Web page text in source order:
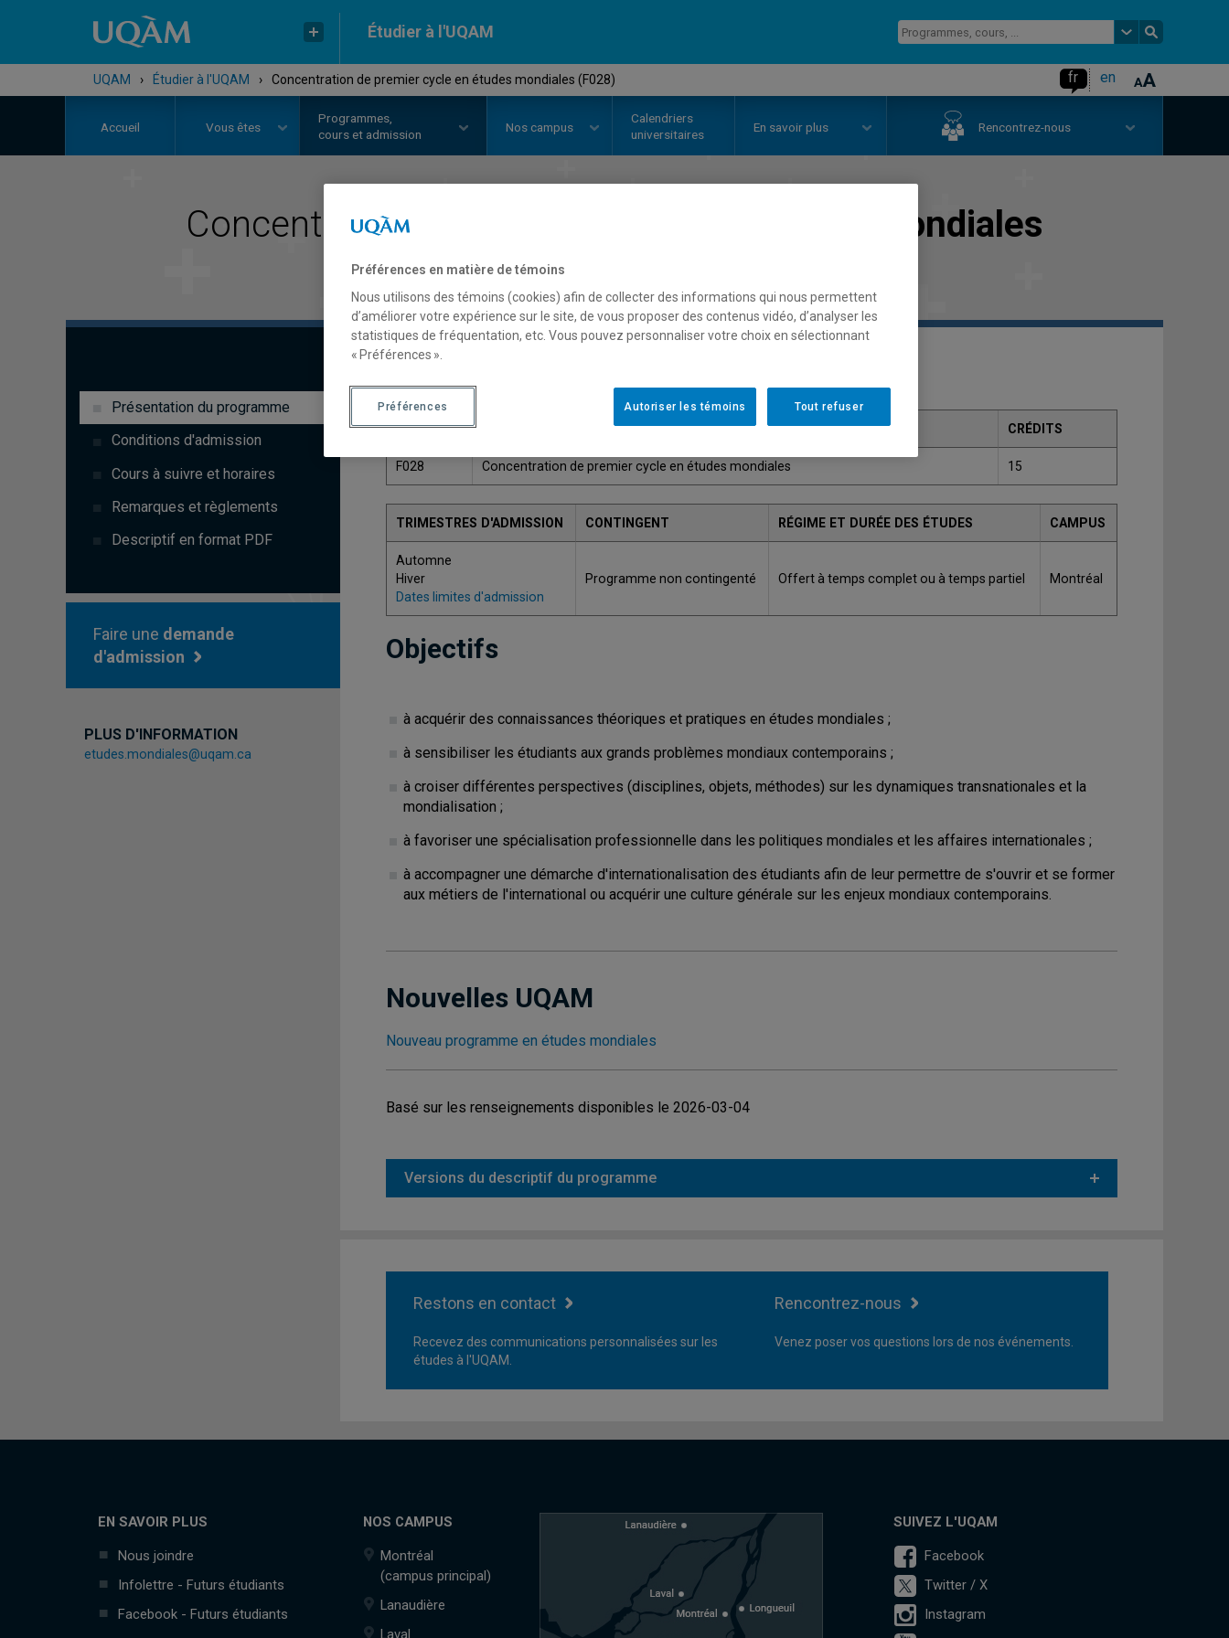
Étudier à l'UQAM
UQAM › Étudier à l'UQAM › Concentration de premier cycle en études mondiales (F028) fr en
Accueil Vous êtes
Programmes,
cours et admission
Nos campus
Calendriers
universitaires
En savoir plus Rencontrez-nous
Concentration de premier cycle en études mondiales
Faculté de science politique et de droit
Présentation du programme
Conditions d'admission
Cours à suivre et horaires
Remarques et règlements
Descriptif en format PDF
Faire une demande
d'admission
PLUS D'INFORMATION
etudes.mondiales@uqam.ca
CODE CRÉDITS
F028 Concentration de premier cycle en études mondiales 15
TRIMESTRES D'ADMISSION CONTINGENT RÉGIME ET DURÉE DES ÉTUDES CAMPUS
Automne
Hiver
Dates limites d'admission
Programme non contingenté Offert à temps complet ou à temps partiel Montréal
Objectifs
à acquérir des connaissances théoriques et pratiques en études mondiales ;
à sensibiliser les étudiants aux grands problèmes mondiaux contemporains ;
à croiser différentes perspectives (disciplines, objets, méthodes) sur les dynamiques transnationales et la
mondialisation ;
à favoriser une spécialisation professionnelle dans les politiques mondiales et les affaires internationales ;
à accompagner une démarche d'internationalisation des étudiants afin de leur permettre de s'ouvrir et se former
aux métiers de l'international ou acquérir une culture générale sur les enjeux mondiaux contemporains.
Nouvelles UQAM
Nouveau programme en études mondiales
Basé sur les renseignements disponibles le 2026-03-04
Versions du descriptif du programme
Restons en contact
Recevez des communications personnalisées sur les
études à l'UQAM.
Rencontrez-nous
Venez poser vos questions lors de nos événements.
EN SAVOIR PLUS
Nous joindre
Infolettre - Futurs étudiants
Facebook - Futurs étudiants
NOS CAMPUS
Montréal
(campus principal)
Lanaudière
Laval
SUIVEZ L'UQAM
Facebook
Twitter / X
Instagram
Préférences en matière de témoins
Nous utilisons des témoins (cookies) afin de collecter des informations qui nous permettent
d’améliorer votre expérience sur le site, de vous proposer des contenus vidéo, d’analyser les
statistiques de fréquentation, etc. Vous pouvez personnaliser votre choix en sélectionnant
« Préférences ».
Tout refuser
Autoriser les témoins
Préférences